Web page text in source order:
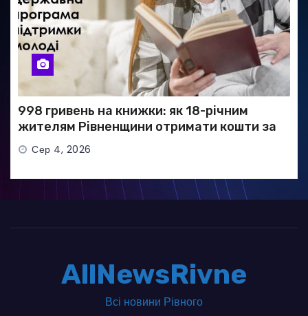
998 гривень на книжки: як 18-річним
жителям Рівненщини отримати кошти за
програмою «єКнига»
Сер 4, 2026
AllNewsRivne
Всі новини Рівного